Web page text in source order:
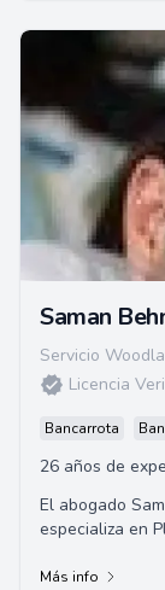
Saman
Servicio
Licencia
Bancarrota
26 años de
El abogado
especializa en
civiles y
Más info